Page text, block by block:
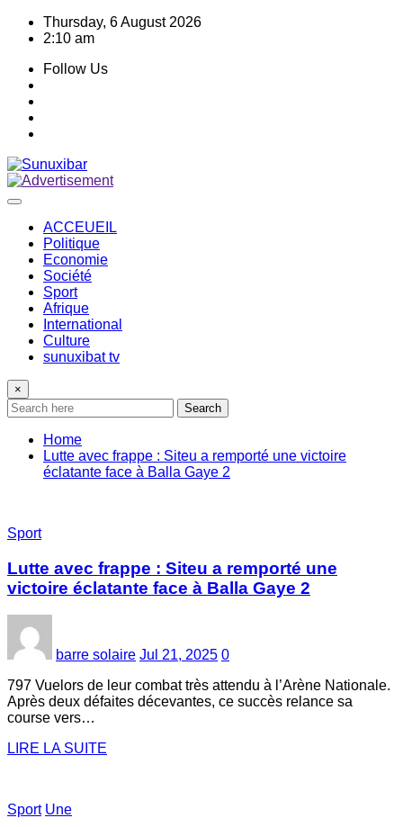
Skip
Thursday, 6 August 2026
2:10 am
Follow Us
ACCEUEIL
Politique
Economie
Société
Sport
Afrique
International
Culture
sunuxibat tv
×
Search
Home
Lutte avec frappe : Siteu a remporté une victoire
éclatante face à Balla Gaye 2
Sport
Lutte avec frappe : Siteu a remporté une
victoire éclatante face à Balla Gaye 2
barre solaire Jul 21, 2025 0
797 Vuelors de leur combat très attendu à l’Arène Nationale.
Après deux défaites décevantes, ce succès relance sa
course vers…
LIRE LA SUITE
Sport Une